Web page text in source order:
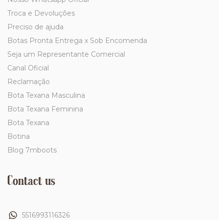
Troca e Devoluções
Preciso de ajuda
Botas Pronta Entrega x Sob Encomenda
Seja um Representante Comercial
Canal Oficial
Reclamação
Bota Texana Masculina
Bota Texana Feminina
Bota Texana
Botina
Blog 7mboots
Contact us
5516993116326